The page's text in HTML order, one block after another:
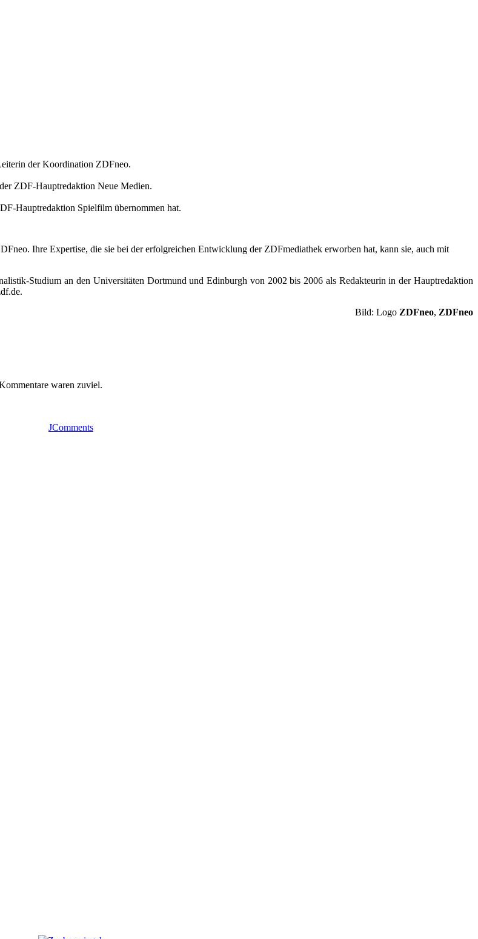
der Koordination ZDFneo.
ZDF-Hauptredaktion Neue Medien.
Hauptredaktion Spielfilm übernommen hat.
Ihre Expertise, die sie bei der erfolgreichen Entwicklung der ZDFmediathek erworben hat, kann sie, auch mit
Studium an den Universitäten Dortmund und Edinburgh von 2002 bis 2006 als Redakteurin in der Hauptredaktion
Bild: Logo ZDFneo, ZDFneo
waren zuviel.
JComments